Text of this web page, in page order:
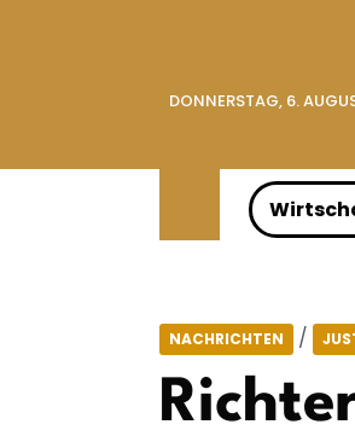
DONNERSTAG, 6.
NACHRICHTEN /